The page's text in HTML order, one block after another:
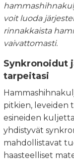
voit luoda
rinnakkaista
vaivattomasti.
Synkronoidut
tarpeitasi
pitkien, leveiden
esineiden
yhdistyvät
mahdollistavat
haasteelliset